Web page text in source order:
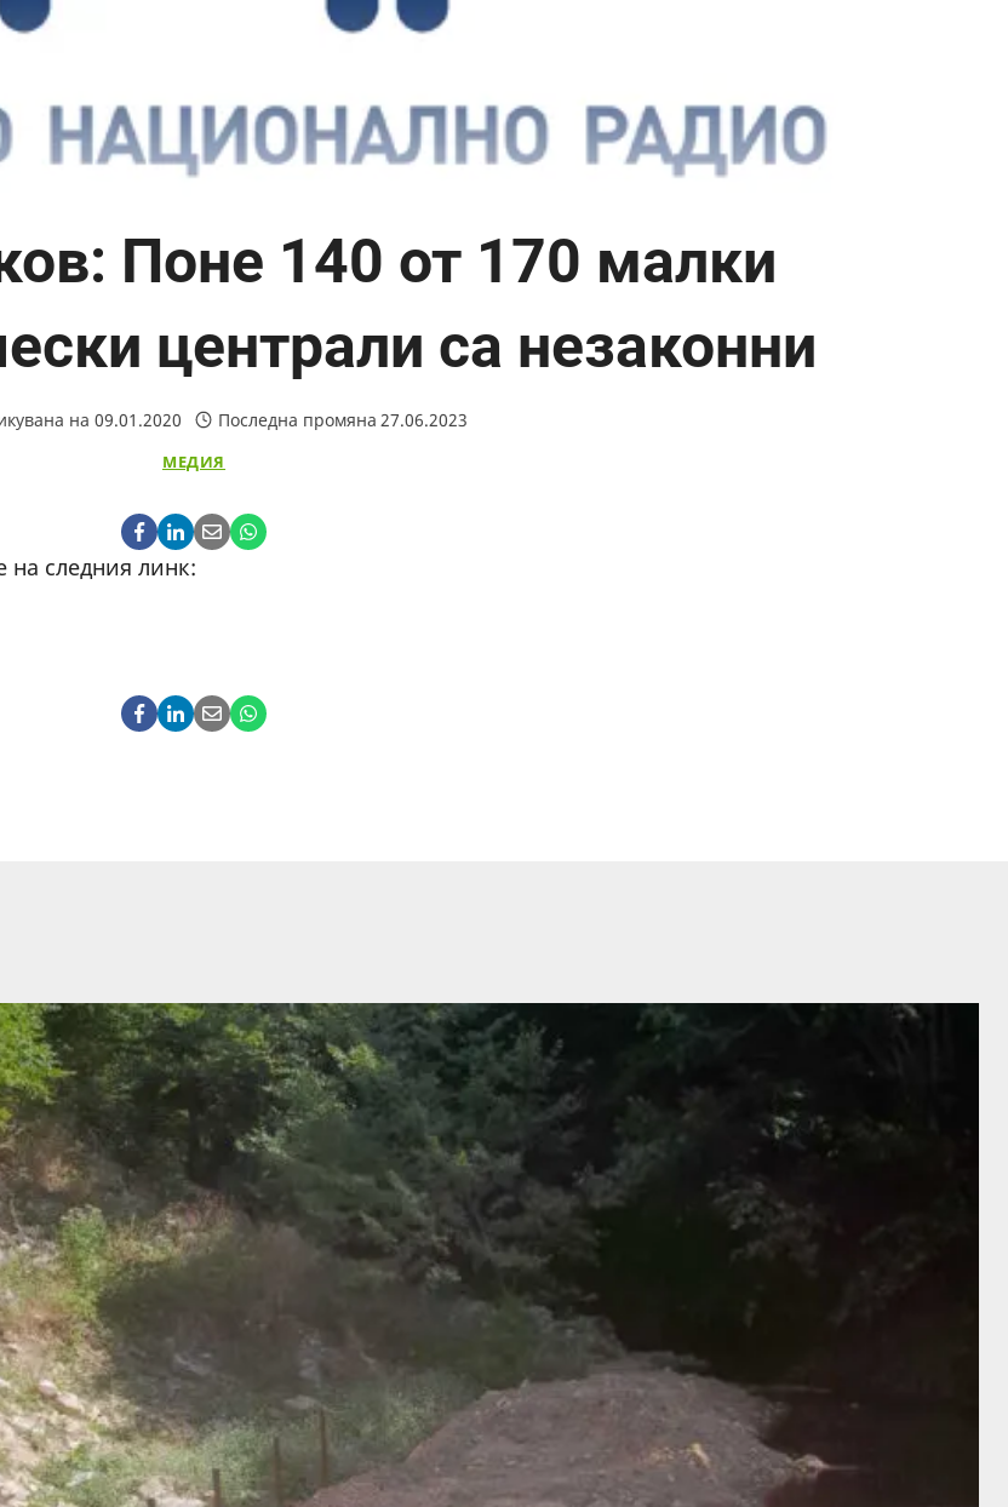
Поне 140 от 170 малки
централи са незаконни
на 09.01.2020 Последна промяна 27.06.2023
МЕДИЯ
следния линк: